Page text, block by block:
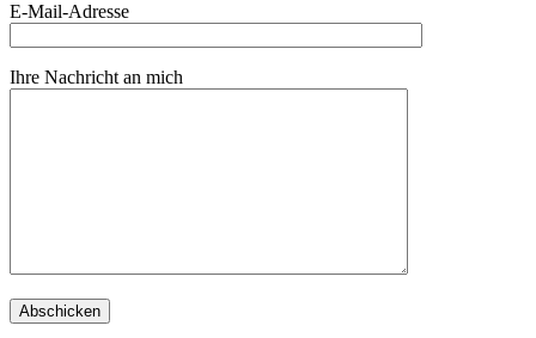
E-Mail-Adresse
Ihre Nachricht an mich